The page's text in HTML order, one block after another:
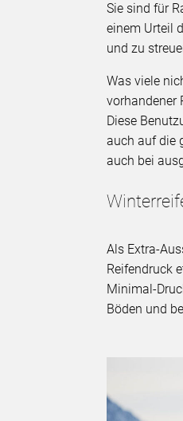
Sie sind für
einem Urteil
und zu
Was viele
vorhandener
Diese
auch auf die
auch bei
Als Extra-
Reifendruck
Minimal-
Böden und